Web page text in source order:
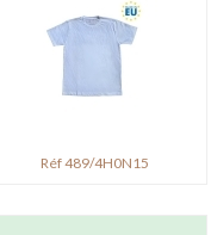
Réf 489/4H0N15